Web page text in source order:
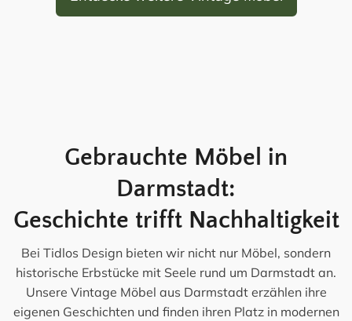
Gebrauchte Möbel in
Darmstadt:
Geschichte trifft Nachhaltigkeit
Bei Tidlos Design bieten wir nicht nur Möbel, sondern
historische Erbstücke mit Seele rund um Darmstadt an.
Unsere Vintage Möbel aus Darmstadt erzählen ihre
eigenen Geschichten und finden ihren Platz in modernen